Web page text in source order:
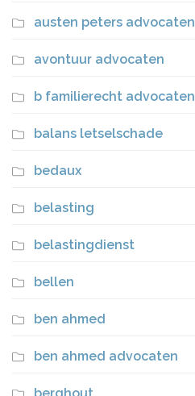
austen peters advocaten
avontuur advocaten
b familierecht advocaten
balans letselschade
bedaux
belasting
belastingdienst
bellen
ben ahmed
ben ahmed advocaten
berghout